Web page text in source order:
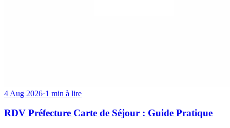
4 Aug 2026·1 min à lire
RDV Préfecture Carte de Séjour : Guide Pratique